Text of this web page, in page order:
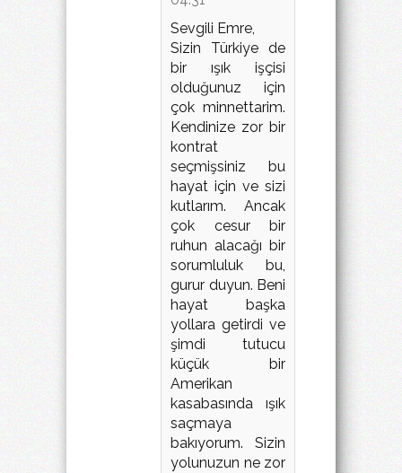
Sevgili Emre,
Sizin Türkiye de
bir ışık işçisi
olduğunuz için
çok minnettarim.
Kendinize zor bir
kontrat
seçmişsiniz bu
hayat için ve sizi
kutlarım. Ancak
çok cesur bir
ruhun alacağı bir
sorumluluk bu,
gurur duyun. Beni
hayat başka
yollara getirdi ve
şimdi tutucu
küçük bir
Amerikan
kasabasında ışık
saçmaya
bakıyorum. Sizin
yolunuzun ne zor